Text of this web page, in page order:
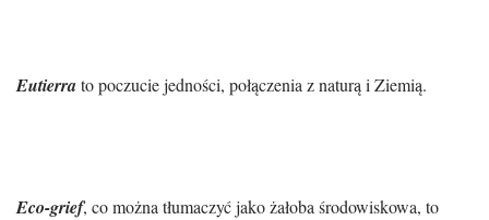
Eutierrato poczucie jedności, połączenia z naturą i Ziemią.
Eco-grief, co można tłumaczyć jako żałoba środowiskowa, to